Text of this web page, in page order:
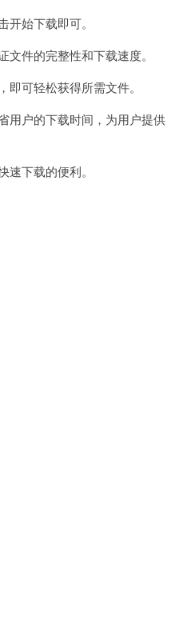
始下载即可。
件的完整性和下载速度。
可轻松获得所需文件。
户的下载时间，为用户提供
下载的便利。